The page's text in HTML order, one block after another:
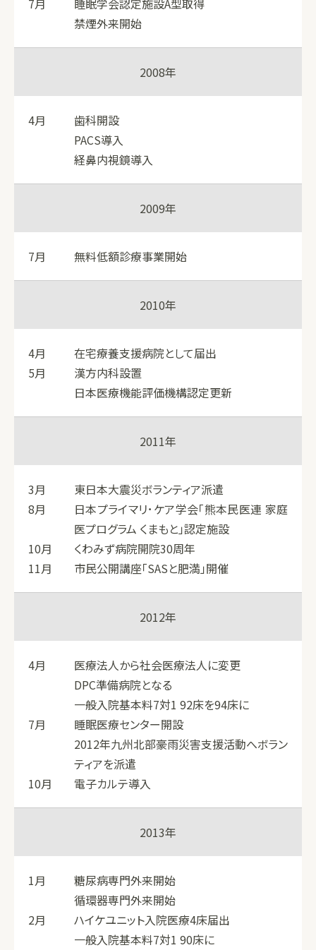
7月
睡眠学会認定施設A型取得
禁煙外来開始
2008年
4月
歯科開設
PACS導入
経鼻内視鏡導入
2009年
7月 無料低額診療事業開始
2010年
4月
在宅療養支援病院として届出
5月
漢方内科設置
日本医療機能評価機構認定更新
2011年
3月
東日本大震災ボランティア派遣
8月
日本プライマリ･ケア学会「熊本民医連 家庭
医プログラム くまもと」認定施設
10月
くわみず病院開院30周年
11月
市民公開講座「SASと肥満」開催
2012年
4月
医療法人から社会医療法人に変更
DPC準備病院となる
一般入院基本料7対1 92床を94床に
7月
睡眠医療センター開設
2012年九州北部豪雨災害支援活動へボラン
ティアを派遣
10月
電子カルテ導入
2013年
1月
糖尿病専門外来開始
循環器専門外来開始
2月
ハイケユニット入院医療4床届出
一般入院基本料7対1 90床に